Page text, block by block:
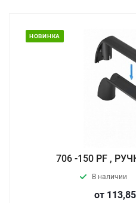
НОВИНКА
706 -150 PF ,
В наличии
от 113,85